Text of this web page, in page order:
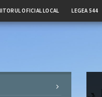
OFICIAL LOCAL LEGEA 544